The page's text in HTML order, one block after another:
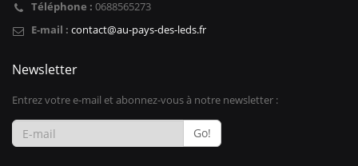
Téléphone : 0688565273
E-mail : contact@au-pays-des-leds.fr
Newsletter
Entrez votre e-mail et abonnez-vous à notre newsletter :
Go!